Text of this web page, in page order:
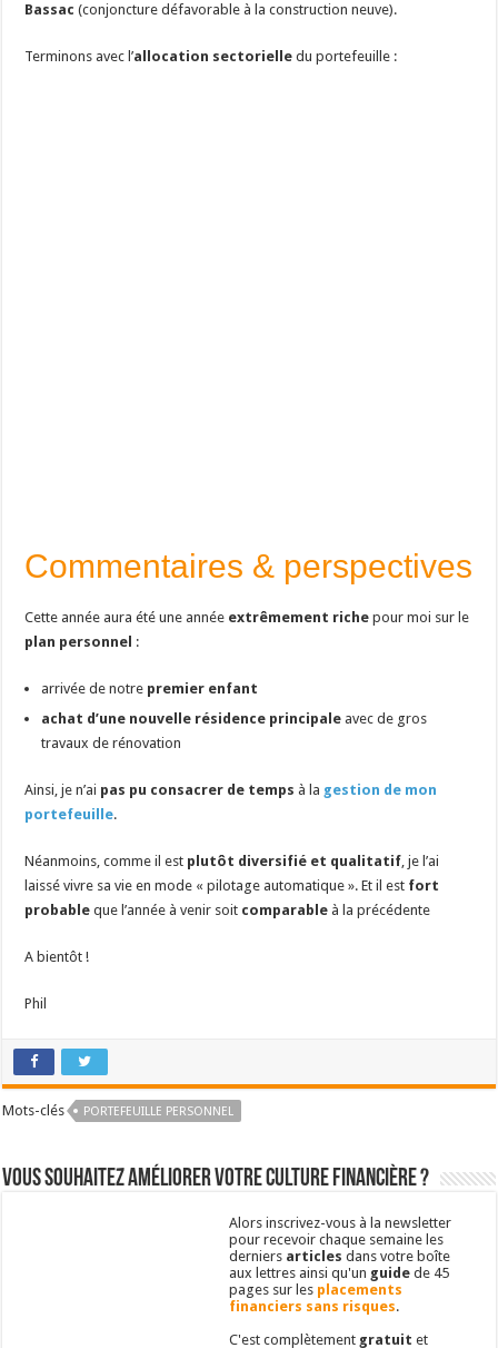
Bassac (conjoncture défavorable à la construction neuve).
Terminons avec l’allocation sectorielle du portefeuille :
Commentaires & perspectives
Cette année aura été une année extrêmement riche pour moi sur le
plan personnel :
arrivée de notre premier enfant
achat d’une nouvelle résidence principale avec de gros
travaux de rénovation
Ainsi, je n’ai pas pu consacrer de temps à la gestion de mon
portefeuille.
Néanmoins, comme il est plutôt diversifié et qualitatif , je l’ai
laissé vivre sa vie en mode « pilotage automatique ». Et il est fort
probable que l’année à venir soit comparable à la précédente
A bientôt !
Phil
Mots-clés PORTEFEUILLE PERSONNEL
Vous souhaitez améliorer votre culture financière ?
Alors inscrivez-vous à la newsletter
pour recevoir chaque semaine les
derniers articles dans votre boîte
aux lettres ainsi qu'un guide de 45
pages sur les placements
financiers sans risques.
C'est complètement gratuit et